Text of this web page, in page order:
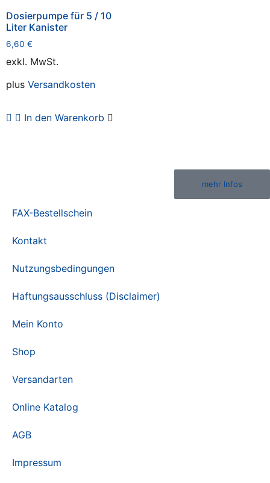
Dosierpumpe für 5 / 10
Liter Kanister
6,60 €
exkl. MwSt.
plus Versandkosten
In den Warenkorb
AGB
Impressum
Mein Konto
Shop
Versandarten
Online Katalog
FAX-Bestellschein
Kontakt
Nutzungsbedingungen
Haftungsausschluss (Disclaimer)
mehr Infos